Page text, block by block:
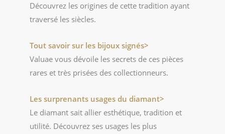
Découvrez les origines de cette tradition ayant
traversé les siècles.
Tout savoir sur les bijoux signés>
Valuae vous dévoile les secrets de ces pièces
rares et très prisées des collectionneurs.
Les surprenants usages du diamant>
Le diamant sait allier esthétique, tradition et
utilité. Découvrez ses usages les plus